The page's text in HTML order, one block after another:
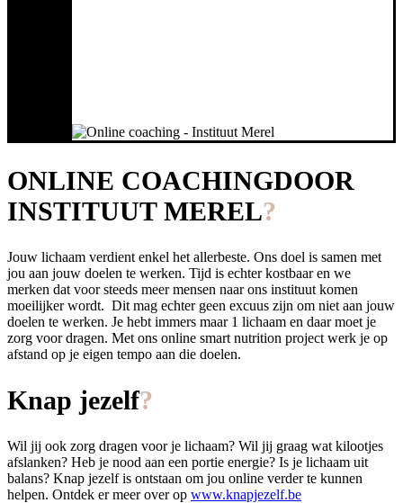
ONLINE COACHINGDOOR
INSTITUUT MEREL
Jouw lichaam verdient enkel het allerbeste. Ons doel is samen met
jou aan jouw doelen te werken. Tijd is echter kostbaar en we
merken dat voor steeds meer mensen naar ons instituut komen
moeilijker wordt. Dit mag echter geen excuus zijn om niet aan jouw
doelen te werken. Je hebt immers maar 1 lichaam en daar moet je
zorg voor dragen. Met ons online smart nutrition project werk je op
afstand op je eigen tempo aan die doelen.
Knap jezelf
Wil jij ook zorg dragen voor je lichaam? Wil jij graag wat kilootjes
afslanken? Heb je nood aan een portie energie? Is je lichaam uit
balans? Knap jezelf is ontstaan om jou online verder te kunnen
helpen. Ontdek er meer over op www.knapjezelf.be